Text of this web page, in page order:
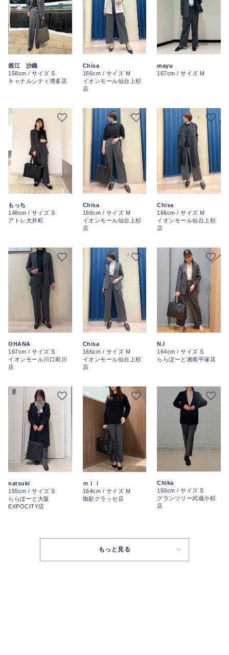
堀江 沙織
158cm / サイズ S
キャナルシティ博多店
Chisa
166cm / サイズ M
イオンモール仙台上杉
店
mayu
167cm / サイズ M
もっち
148cm / サイズ S
アトレ大井町
Chisa
166cm / サイズ M
イオンモール仙台上杉
店
Chisa
166cm / サイズ M
イオンモール仙台上杉
店
OHANA
167cm / サイズ S
イオンモール川口前川
店
Chisa
166cm / サイズ M
イオンモール仙台上杉
店
N.I
164cm / サイズ S
ららぽーと湘南平塚店
natsuki
155cm / サイズ S
ららぽーと大阪
EXPOCITY店
ｍｉｉ
164cm / サイズ M
御影クラッセ店
Chika
150cm / サイズ S
グランツリー武蔵小杉
店
もっと見る